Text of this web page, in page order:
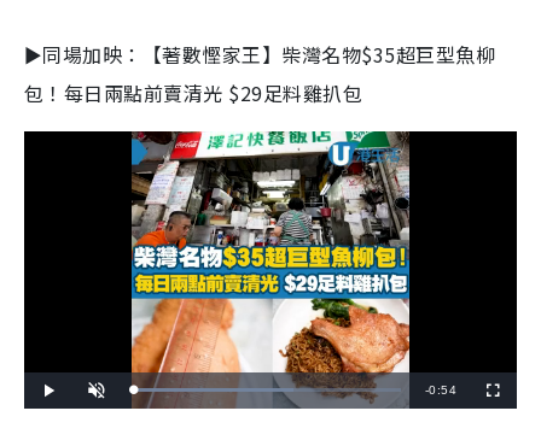
►同場加映：【著數慳家王】柴灣名物$35超巨型魚柳
包！每日兩點前賣清光 $29足料雞扒包
l
n
L
o
R
-0:54
u